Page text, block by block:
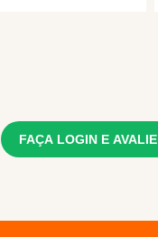
FAÇA LOGIN E AVALIE